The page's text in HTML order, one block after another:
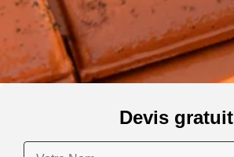
Devis gratuit